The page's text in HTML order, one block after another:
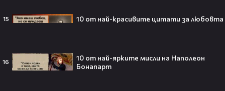
15 10 от най-красивите цитати за любовта
16
10 от най-ярките мисли на Наполеон
Бонапарт
След тежка контузия: Дейв
Батиста е новият Кратос!😯💥